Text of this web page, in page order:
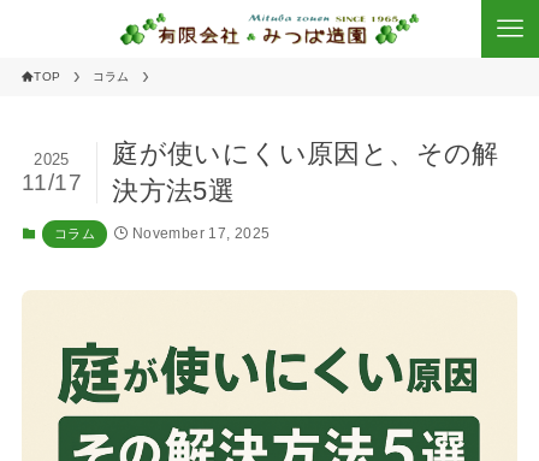
TOP コラム
庭が使いにくい原因と、その解
決方法5選
2025
11/17
コラム November 17, 2025